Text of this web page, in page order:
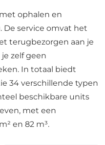
ophalen en
De service omvat het
terugbezorgen aan je
zelf geen
In totaal biedt
34 verschillende typen
beschikbare units
met een
en 82 m³.